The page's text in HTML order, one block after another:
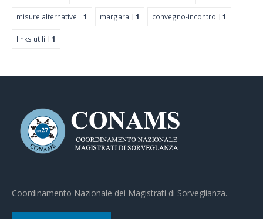
misure alternative 1 margara 1 convegno-incontro 1
links utili 1
Coordinamento Nazionale dei Magistrati di Sorveglianza.